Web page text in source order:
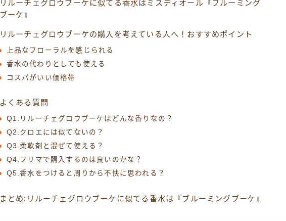
リルーチェグロウブーケに似てる香水はミスディオール『ブルーミング
ブーケ』
リルーチェグロウブーケの購入を考えている人へ！おすすめポイント
上品なフローラルを感じられる
香水の代わりとしても使える
コスパがいい価格帯
よくある質問
Q1.リルーチェグロウブーケはどんな香りなの？
Q2.クロエには似てないの？
Q3.柔軟剤と混ぜて使える？
Q4.フリマで購入するのは良いのかな？
Q5.香水をつけると周りから不快に思われる？
まとめ:リルーチェグロウブーケに似てる香水は『ブルーミングブーケ』